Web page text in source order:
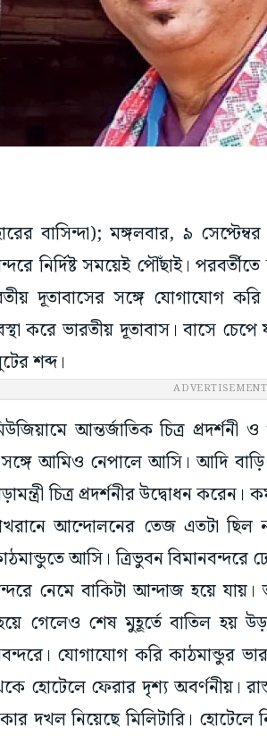
বাসিন্দা); মঙ্গলবার, ৯
নির্দিষ্ট সময়েই পৌঁছাই।
দূতাবাসের সঙ্গে যোগাযোগ
করে ভারতীয় দূতাবাস। বাসে
শব্দ।
ADVERTISEMENT
আন্তর্জাতিক চিত্র
আমিও নেপালে আসি। আদি বাড়ি
চিত্র প্রদর্শনীর উদ্বোধন
আন্দোলনের তেজ এতটা ছিল
আসি। ত্রিভুবন
নেমে বাকিটা আন্দাজ হয়ে যায়।
গেলেও শেষ মুহূর্তে বাতিল হয়
যোগাযোগ করি কাঠমান্ডুর
হোটেলে ফেরার দৃশ্য অবর্ণনীয়।
দখল নিয়েছে মিলিটারি।